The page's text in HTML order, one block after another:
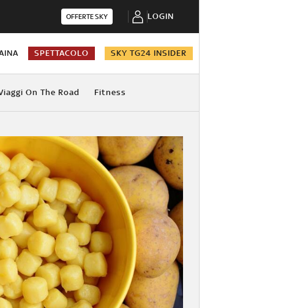
OFFERTE SKY LOGIN
SPETTACOLO SKY TG24 INSIDER
On The Road Fitness